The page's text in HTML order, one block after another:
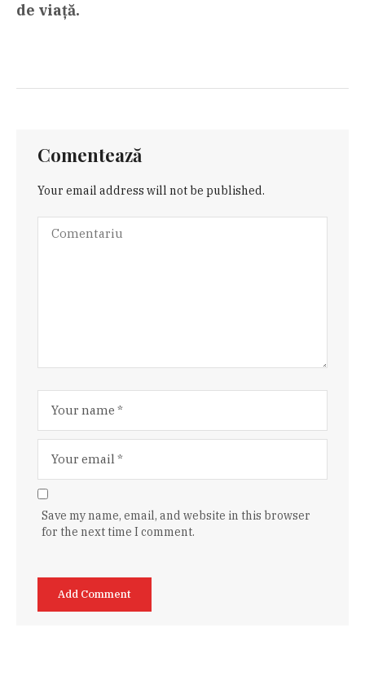
de viață.
Comentează
Your email address will not be published.
Save my name, email, and website in this browser
for the next time I comment.